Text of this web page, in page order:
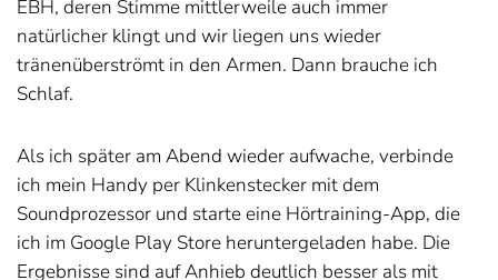
EBH, deren Stimme mittlerweile auch immer
natürlicher klingt und wir liegen uns wieder
tränenüberströmt in den Armen. Dann brauche ich
Schlaf.
Als ich später am Abend wieder aufwache, verbinde
ich mein Handy per Klinkenstecker mit dem
Soundprozessor und starte eine Hörtraining-App, die
ich im Google Play Store heruntergeladen habe. Die
Ergebnisse sind auf Anhieb deutlich besser als mit